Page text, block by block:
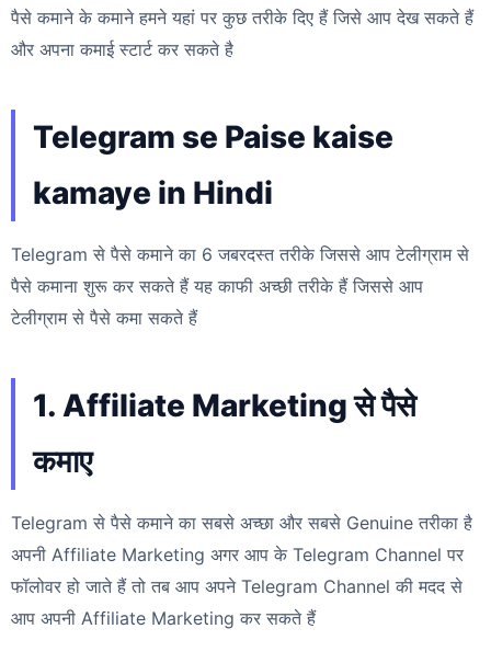
पैसे कमाने के कमाने हमने यहां पर कुछ तरीके दिए हैं जिसे आप देख सकते हैं
और अपना कमाई स्टार्ट कर सकते है
Telegram se Paise kaise
kamaye in Hindi
Telegram से पैसे कमाने का 6 जबरदस्त तरीके जिससे आप टेलीग्राम से
पैसे कमाना शुरू कर सकते हैं यह काफी अच्छी तरीके हैं जिससे आप
टेलीग्राम से पैसे कमा सकते हैं
1. Affiliate Marketing से पैसे
कमाए
Telegram से पैसे कमाने का सबसे अच्छा और सबसे Genuine तरीका है
अपनी Affiliate Marketing अगर आप के Telegram Channel पर
फॉलोवर हो जाते हैं तो तब आप अपने Telegram Channel की मदद से
आप अपनी Affiliate Marketing कर सकते हैं